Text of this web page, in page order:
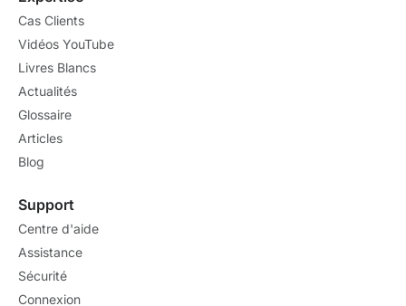
Cas Clients
Vidéos YouTube
Livres Blancs
Actualités
Glossaire
Articles
Blog
Support
Centre d'aide
Assistance
Sécurité
Connexion